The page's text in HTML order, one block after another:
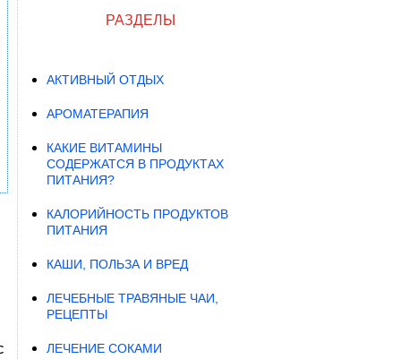
РАЗДЕЛЫ
АКТИВНЫЙ ОТДЫХ
АРОМАТЕРАПИЯ
КАКИЕ ВИТАМИНЫ
СОДЕРЖАТСЯ В ПРОДУКТАХ
ПИТАНИЯ?
КАЛОРИЙНОСТЬ ПРОДУКТОВ
ПИТАНИЯ
КАШИ, ПОЛЬЗА И ВРЕД
ЛЕЧЕБНЫЕ ТРАВЯНЫЕ ЧАИ,
РЕЦЕПТЫ
ЛЕЧЕНИЕ СОКАМИ